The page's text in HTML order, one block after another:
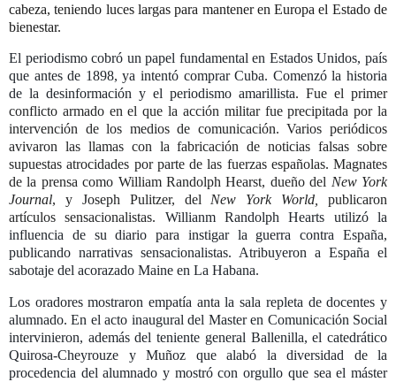
cabeza, teniendo luces largas para mantener en Europa el Estado de
bienestar.
El periodismo cobró un papel fundamental en Estados Unidos, país
que antes de 1898, ya intentó comprar Cuba. Comenzó la historia
de la desinformación y el periodismo amarillista. Fue el primer
conflicto armado en el que la acción militar fue precipitada por la
intervención de los medios de comunicación. Varios periódicos
avivaron las llamas con la fabricación de noticias falsas sobre
supuestas atrocidades por parte de las fuerzas españolas. Magnates
de la prensa como William Randolph Hearst, dueño del New York
Journal, y Joseph Pulitzer, delNew York World, publicaron
artículos sensacionalistas. Willianm Randolph Hearts utilizó la
influencia de su diario para instigar la guerra contra España,
publicando narrativas sensacionalistas. Atribuyeron a España el
sabotaje del acorazado Maine en La Habana.
Los oradores mostraron empatía anta la sala repleta de docentes y
alumnado. En el acto inaugural del Master en Comunicación Social
intervinieron, además del teniente general Ballenilla, el catedrático
Quirosa-Cheyrouze y Muñoz que alabó la diversidad de la
procedencia del alumnado y mostró con orgullo que sea el máster